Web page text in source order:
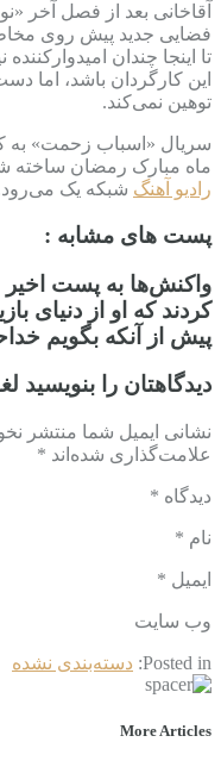
آقاخانی بعد از فصل آخر
فضایی جدید پیش روی
تا اینجا چندان
این کارگردان باشد، اما
توهین نمی‌کند.
سریال «اسباب زحمت» به
ماه مبارک رمضان ساخته شده
رادیو آهنگ شبکه یک
پست های مشابه :
واکنش‌ها به پست
کردند که او از دنیای
پیش از آنکه بگویم
دیدگاهتان را بنویسید
نشانی ایمیل شما منتشر
علامت‌گذاری شده‌اند *
دیدگاه *
نام *
ایمیل *
وب‌ سایت
Posted in: دسته‌بندی نشده
More Articles